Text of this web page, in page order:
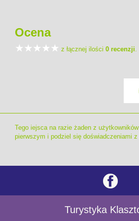
Ocena
z łącznej ilości 0 recenzji.
Tego iejsca na razie żaden z
pierwszym i podziel się doświadczeniami z
Turystyka